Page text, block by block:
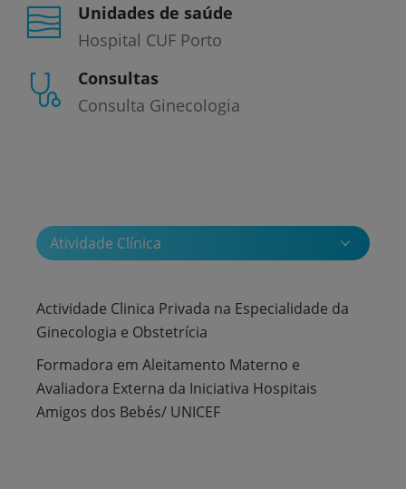
Unidades de saúde
Hospital CUF Porto
Consultas
Consulta Ginecologia
Atividade Clínica
Actividade Clinica Privada na Especialidade da
Ginecologia e Obstetrícia
Formadora em Aleitamento Materno e
Avaliadora Externa da Iniciativa Hospitais
Amigos dos Bebés/ UNICEF